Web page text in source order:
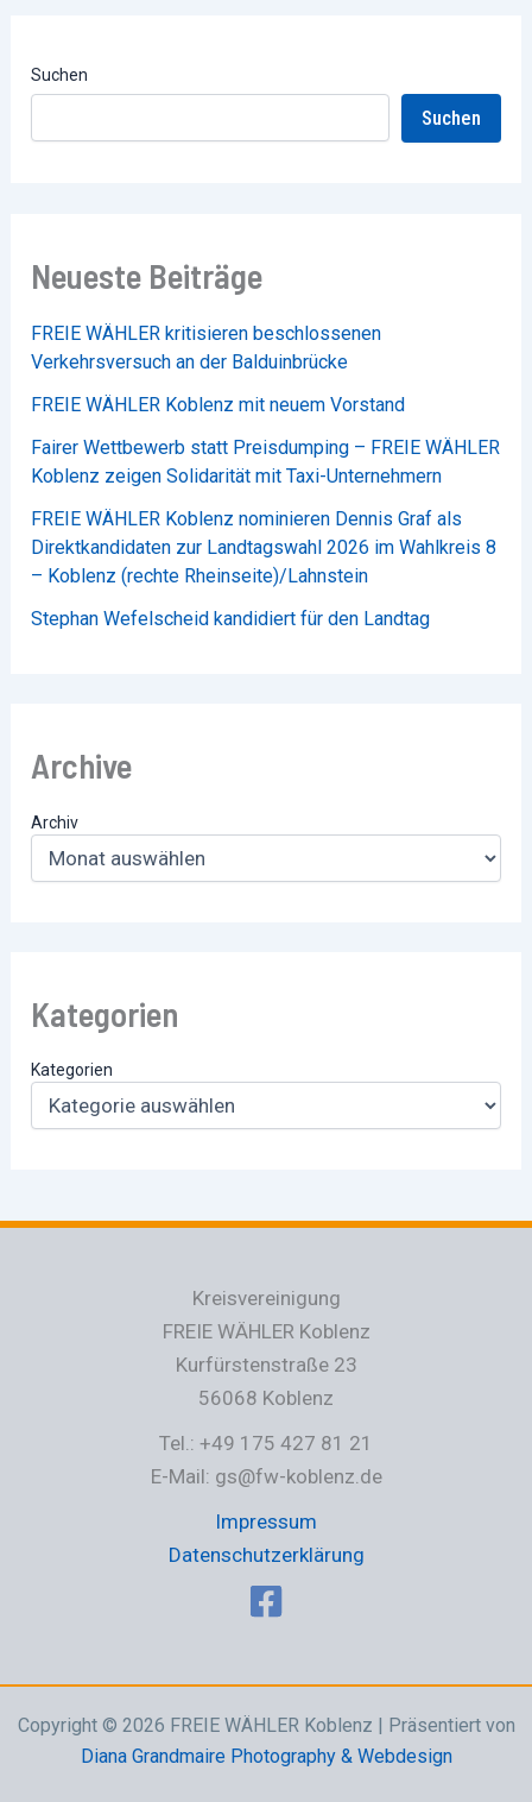
Suchen
Suchen
Neueste Beiträge
FREIE WÄHLER kritisieren beschlossenen
Verkehrsversuch an der Balduinbrücke
FREIE WÄHLER Koblenz mit neuem Vorstand
Fairer Wettbewerb statt Preisdumping – FREIE WÄHLER
Koblenz zeigen Solidarität mit Taxi-Unternehmern
FREIE WÄHLER Koblenz nominieren Dennis Graf als
Direktkandidaten zur Landtagswahl 2026 im Wahlkreis 8
– Koblenz (rechte Rheinseite)/Lahnstein
Stephan Wefelscheid kandidiert für den Landtag
Archive
Archiv
Kategorien
Kategorien
Kreisvereinigung
FREIE WÄHLER Koblenz
Kurfürstenstraße 23
56068 Koblenz
Tel.: +49 175 427 81 21
E-Mail: gs@fw-koblenz.de
Impressum
Datenschutzerklärung
Copyright © 2026 FREIE WÄHLER Koblenz | Präsentiert von
Diana Grandmaire Photography & Webdesign